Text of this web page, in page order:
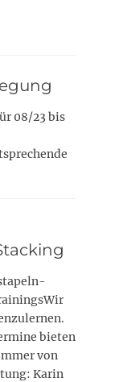
08/23 bis
bieten
von
Karin